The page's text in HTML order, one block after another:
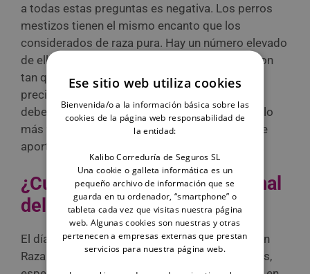
a todas estas preguntas es negativa. Los perros
mestizos tienen el mismo encanto que los
considerados de raza pura. Hay un número elevado
de ellos necesitando un hogar y, de inicio, no son
tan queridos por el tema de la raza. Y,
precisamente, el no tener una raza definida, no
debe ser lo más importante. Verdaderamente, lo
más valioso es su relación con nosotros, lo que
aportan a nuestro día a día personal, familiar, …
¿Cuándo es el día internacional
del perro sin raza?
El día 28 de mayo se celebra el Día del Perro sin
Raza para recordar a todos los perros mestizos,
Ese sitio web utiliza cookies
Bienvenida/o a la información básica sobre las
cookies de la página web responsabilidad de
la entidad:
Kalibo Correduría de Seguros SL
Una cookie o galleta informática es un
pequeño archivo de información que se
guarda en tu ordenador, “smartphone” o
tableta cada vez que visitas nuestra página
web. Algunas cookies son nuestras y otras
pertenecen a empresas externas que prestan
servicios para nuestra página web.